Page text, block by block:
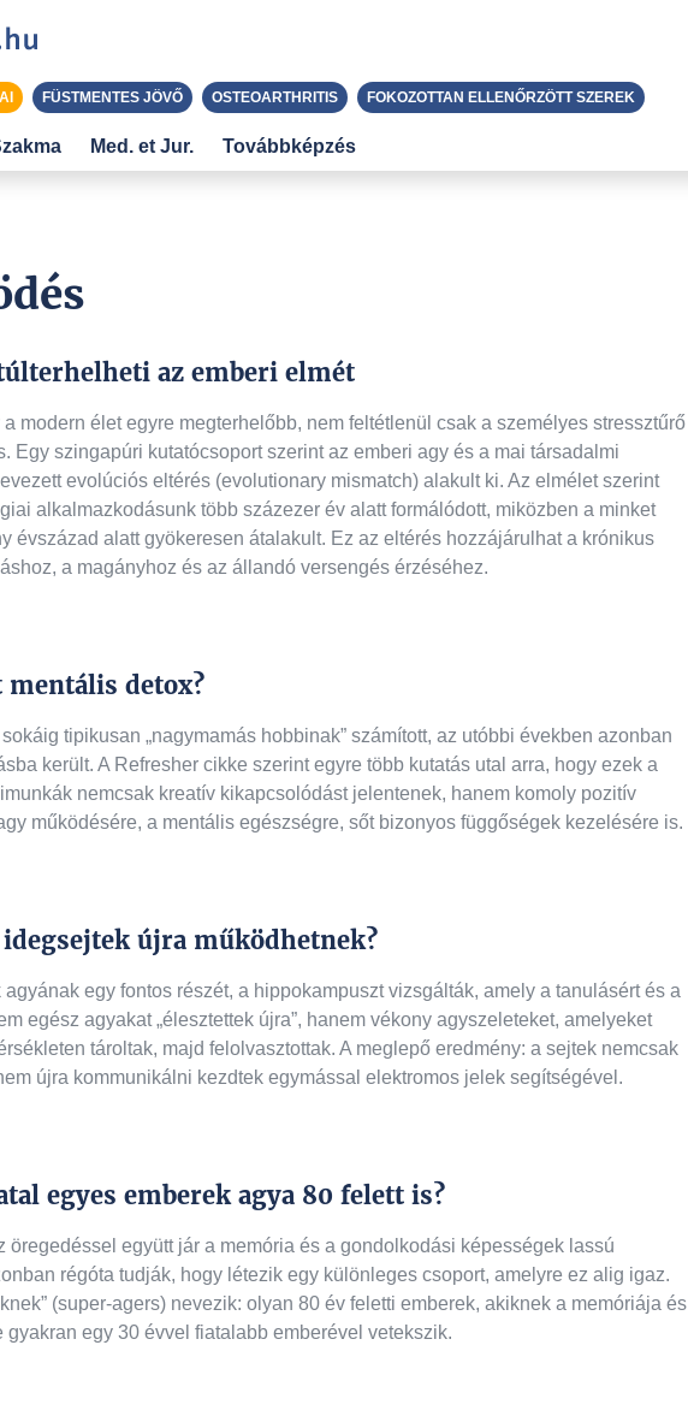
az emberi elmét
modern élet egyre megterhelőbb, nem feltétlenül csak a személyes stressztűrő
Egy szingapúri kutatócsoport szerint az emberi agy és a mai társadalmi
evolúciós eltérés (evolutionary mismatch) alakult ki. Az elmélet szerint
alkalmazkodásunk több százezer év alatt formálódott, miközben a minket
évszázad alatt gyökeresen átalakult. Ez az eltérés hozzájárulhat a krónikus
a magányhoz és az állandó versengés érzéséhez.
detox?
tipikusan „nagymamás hobbinak” számított, az utóbbi években azonban
került. A Refresher cikke szerint egyre több kutatás utal arra, hogy ezek a
nemcsak kreatív kikapcsolódást jelentenek, hanem komoly pozitív
működésére, a mentális egészségre, sőt bizonyos függőségek kezelésére is.
újra működhetnek?
agyának egy fontos részét, a hippokampuszt vizsgálták, amely a tanulásért és a
egész agyakat „élesztettek újra”, hanem vékony agyszeleteket, amelyeket
tároltak, majd felolvasztottak. A meglepő eredmény: a sejtek nemcsak
újra kommunikálni kezdtek egymással elektromos jelek segítségével.
egyes emberek agya 80 felett is?
öregedéssel együtt jár a memória és a gondolkodási képességek lassú
régóta tudják, hogy létezik egy különleges csoport, amelyre ez alig igaz.
(super-agers) nevezik: olyan 80 év feletti emberek, akiknek a memóriája és
egy 30 évvel fiatalabb emberével vetekszik.
FÜSTMENTES JÖVŐ OSTEOARTHRITIS FOKOZOTTAN ELLENŐRZÖTT SZEREK
Med. et Jur. Továbbképzés